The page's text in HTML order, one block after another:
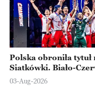
Polska obroniła
Siatkówki. Biało-
Ningbo
03-Aug-2026